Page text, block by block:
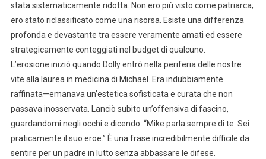
stata sistematicamente ridotta. Non ero più visto come patriarca;
ero stato riclassificato come una risorsa. Esiste una differenza
profonda e devastante tra essere veramente amati ed essere
strategicamente conteggiati nel budget di qualcuno.
L’erosione iniziò quando Dolly entrò nella periferia delle nostre
vite alla laurea in medicina di Michael. Era indubbiamente
raffinata—emanava un’estetica sofisticata e curata che non
passava inosservata. Lanciò subito un’offensiva di fascino,
guardandomi negli occhi e dicendo: “Mike parla sempre di te. Sei
praticamente il suo eroe.” È una frase incredibilmente difficile da
sentire per un padre in lutto senza abbassare le difese.